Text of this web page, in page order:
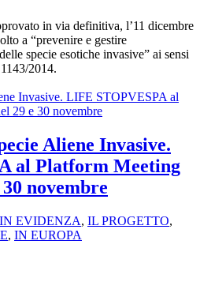
in via definitiva, l’11 dicembre
a “prevenire e gestire
specie esotiche invasive” ai sensi
2014.
Aliene Invasive.
al Platform Meeting
novembre
IN EVIDENZA, IL PROGETTO,
, IN EUROPA